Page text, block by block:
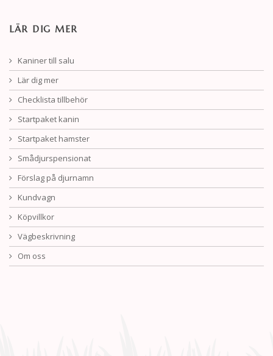
LÄR DIG MER
Kaniner till salu
Lär dig mer
Checklista tillbehör
Startpaket kanin
Startpaket hamster
Smådjurspensionat
Förslag på djurnamn
Kundvagn
Köpvillkor
Vägbeskrivning
Om oss